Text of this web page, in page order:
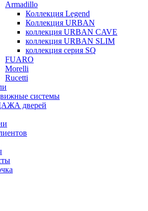
Armadillo
Коллекция Legend
Коллекция URBAN
коллекция URBAN CAVE
коллекция URBAN SLIM
коллекция серия SQ
FUARO
Morelli
Rucetti
системы
дверей